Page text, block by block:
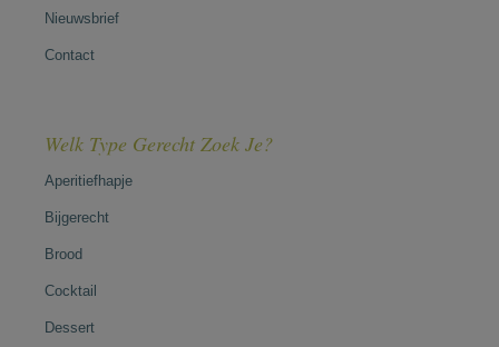
Nieuwsbrief
Contact
Welk Type Gerecht Zoek Je?
Aperitiefhapje
Bijgerecht
Brood
Cocktail
Dessert